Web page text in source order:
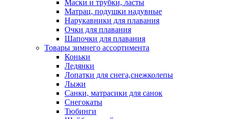
Маски и трубки, ласты
Матрац, подушки надувные
Нарукавники для плавания
Очки для плавания
Шапочки для плавания
Товары зимнего ассортимента
Коньки
Ледянки
Лопатки для снега,снежколепы
Лыжи
Санки, матрасики для санок
Снегокаты
Тюбинги